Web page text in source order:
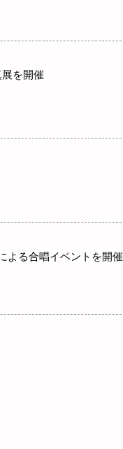
を開催
よる合唱イベントを開催